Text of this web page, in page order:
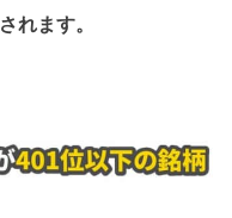
れます。